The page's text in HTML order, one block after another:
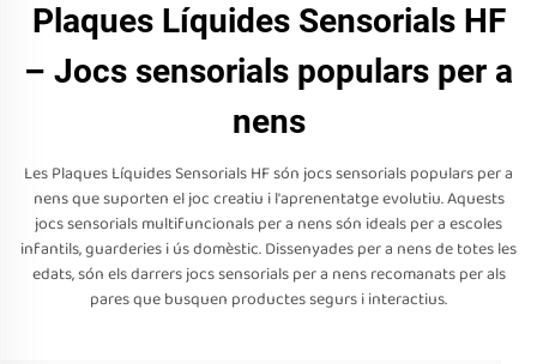
Plaques Líquides Sensorials HF
– Jocs sensorials populars per a
nens
Les Plaques Líquides Sensorials HF són jocs sensorials populars per a
nens que suporten el joc creatiu i l'aprenentatge evolutiu. Aquests
jocs sensorials multifuncionals per a nens són ideals per a escoles
infantils, guarderies i ús domèstic. Dissenyades per a nens de totes les
edats, són els darrers jocs sensorials per a nens recomanats per als
pares que busquen productes segurs i interactius.